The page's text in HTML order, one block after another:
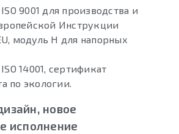
9001 для производства и
Инструкции
модуль H для напорных
14001, сертификат
по экологии.
новое
исполнение